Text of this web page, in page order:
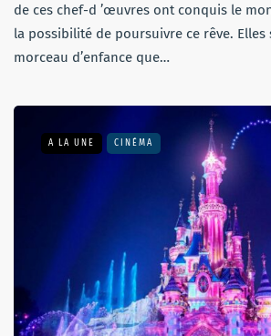
de ces chef-d ’œuvres ont conquis le
la possibilité de poursuivre ce rêve. Elles
morceau d’enfance que…
A LA UNE CINÉMA